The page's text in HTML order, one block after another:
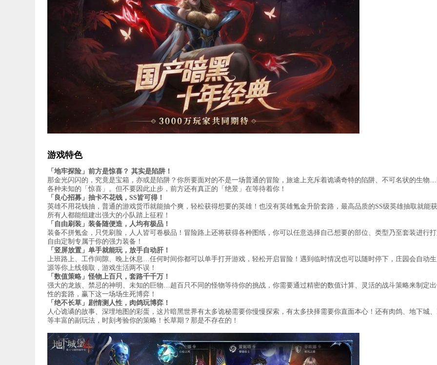
游戏特色
「地牢探险」前方是惊喜？ 其实是陷阱！
那金光闪闪的，究竟是宝箱，亦或是陷阱？你所要面对的不是一场普通的冒险，旅途上充斥着诡谲奇特的陷阱、不可名状的生物…
各种未知的「惊喜」。但不要因此止步，前方还有真正的「绝景」在等待着你！
「良心招募」抽卡不花钱，SS皆可得！
英雄不用花钱抽，普通的游戏货币就能抽个爽，轻松获得想要的英雄！也没有英雄氪金升阶套路，最高品质的SS级英雄抽取就能获
所有人都能组建出强大的小队踏上征程！
「自由刷装」装备随便造，人均有极品！
装备不拼氪金，只凭刷脸，人人皆可卷极品！冒险路上还将获得各种图纸，你可以任意选择自己想要的部位、类型乃至套装进行打
自由定制专属于你的强力装备！
「竖屏放置」单手就能玩，放手自动肝！
上班路上、工作间隙、晚上休息…任何时间你都可以单手打开游戏，轻松开启冒险！遇到临时情况也可以随时停下，庄园会自动
源等你上线领取，游戏生活两不误！
「数值策略」怪物上百只，套路千千万！
强大的龙族、禁忌的神明、未知的巨物…超百只不同的怪物等待你的挑战，你需要通过精密的数值计算、灵活的战斗策略来制定
性的套路，赢下这一场场生死博弈！
「绝不长草」剧情测人性，肉鸽玩博弈！
人心诡谲的故事、深埋地图的彩蛋，这片暗黑世界有太多诡秘需要你慢慢探索，有太多抉择需要你直面本心！还有肉鸽、地下城、
等丰富的副玩法，时刻考验你的策略！长草期？那是不存在的！